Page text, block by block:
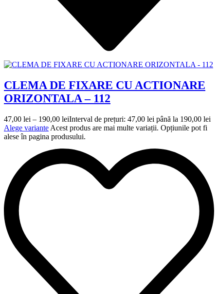
CLEMA DE FIXARE CU ACTIONARE
ORIZONTALA – 112
47,00 lei – 190,00 leiInterval de prețuri: 47,00 lei până la 190,00 lei
Alege variante Acest produs are mai multe variații. Opțiunile pot fi
alese în pagina produsului.